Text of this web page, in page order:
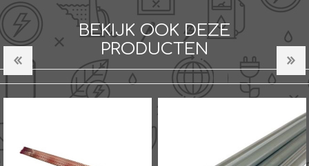
BEKIJK OOK DEZE
PRODUCTEN